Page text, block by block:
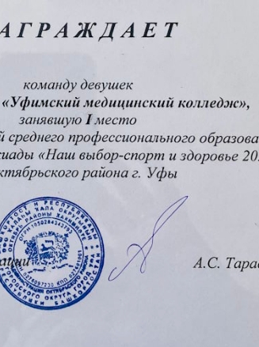
Центр содействия
трудоустройству
выпускников
Стипендия Главы
Республики Башкортостан
Правила безопасного
поведения
Советы психолога
Родителям